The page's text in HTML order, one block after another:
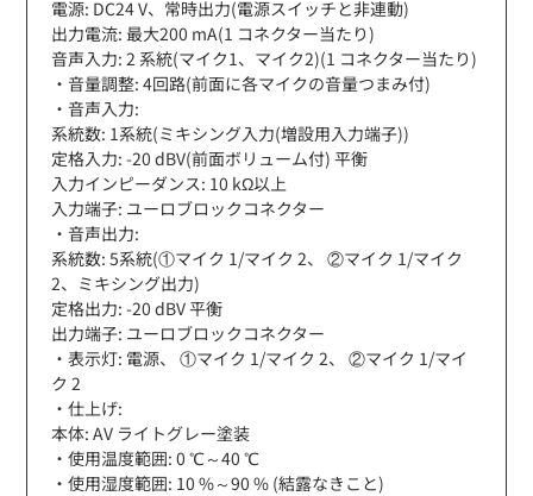
電源: DC24 V、常時出力(電源スイッチと非連動)
出力電流: 最大200 mA(1 コネクター当たり)
音声入力: 2 系統(マイク1、マイク2)(1 コネクター当たり)
・音量調整: 4回路(前面に各マイクの音量つまみ付)
・音声入力:
系統数: 1系統(ミキシング入力(増設用入力端子))
定格入力: -20 dBV(前面ボリューム付) 平衡
入力インピーダンス: 10 kΩ以上
入力端子: ユーロブロックコネクター
・音声出力:
系統数: 5系統(①マイク 1/マイク 2、 ②マイク 1/マイク
2、ミキシング出力)
定格出力: -20 dBV 平衡
出力端子: ユーロブロックコネクター
・表示灯: 電源、 ①マイク 1/マイク 2、 ②マイク 1/マイ
ク 2
・仕上げ:
本体: AV ライトグレー塗装
・使用温度範囲: 0 ℃～40 ℃
・使用湿度範囲: 10 %～90 % (結露なきこと)